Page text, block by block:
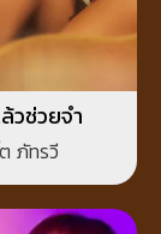
วช่วยจำ
ภัทรวี